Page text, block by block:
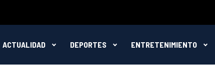
ACTUALIDAD DEPORTES ENTRETENIMIENTO